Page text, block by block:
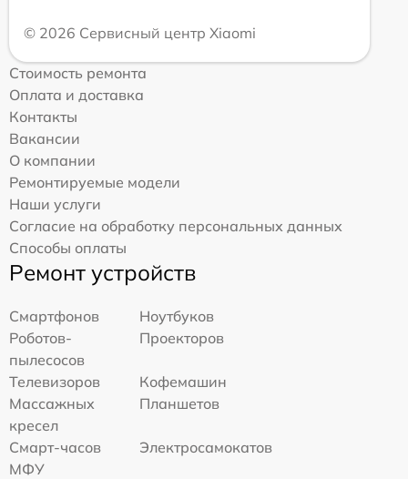
© 2026 Сервисный центр Xiaomi
Стоимость ремонта
Оплата и доставка
Контакты
Вакансии
О компании
Ремонтируемые модели
Наши услуги
Согласие на обработку персональных данных
Способы оплаты
Ремонт устройств
Смартфонов
Ноутбуков
Роботов-
пылесосов
Проекторов
Телевизоров
Кофемашин
Массажных
кресел
Планшетов
Смарт-часов
Электросамокатов
МФУ